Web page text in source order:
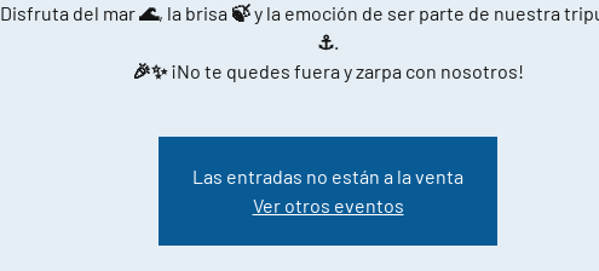
Disfruta del mar 🌊, la brisa 🍃 y la emoción de ser parte de nuestra
⚓.
🎉✨ ¡No te quedes fuera y zarpa con nosotros!
Las entradas no están a la venta
Ver otros eventos